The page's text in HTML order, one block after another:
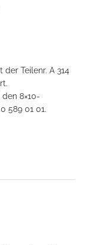
Teilenr. A 314
8×10-
589 01 01.